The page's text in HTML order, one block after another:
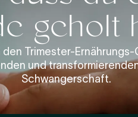
geholt
den Trimester-
und
Schwangerschaft.